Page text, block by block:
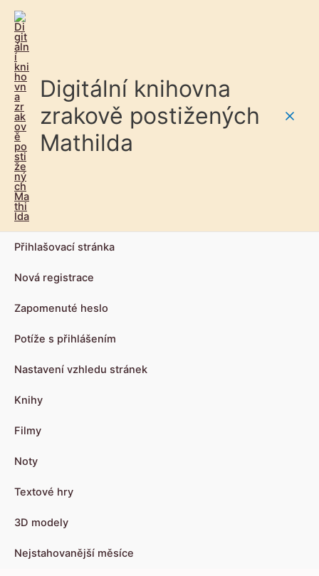
Digitální knihovna
zrakově postižených
Mathilda
Přihlašovací stránka
Nová registrace
Zapomenuté heslo
Potíže s přihlášením
Nastavení vzhledu stránek
Knihy
Filmy
Noty
Textové hry
3D modely
Nejstahovanější měsíce